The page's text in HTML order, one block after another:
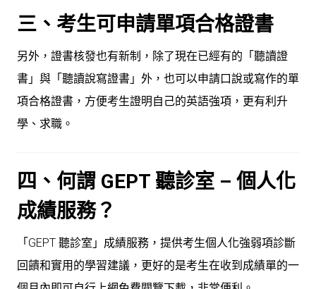
三、考生可申請單項合格證書
另外，證書核發也有新制，除了現在已經有的「聽讀證
書」與「聽讀說寫證書」外，也可以申請口說或寫作的單
項合格證書，方便考生證明自己的英語強項，更有利升
學、求職。
四、何謂 GEPT 聽診室 – 個人化
成績服務？
「GEPT 聽診室」成績服務，提供考生個人化強弱項診斷
回饋和實用的學習建議，更好的是考生在收到成績單的一